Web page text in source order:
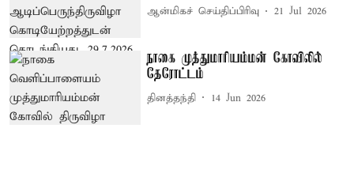
ஆன்மிகச் செய்திப்பிரிவு 21 Jul 2026
நாகை முத்துமாரியம்மன் கோவிலில்
தேரோட்டம்
தினத்தந்தி 14 Jun 2026